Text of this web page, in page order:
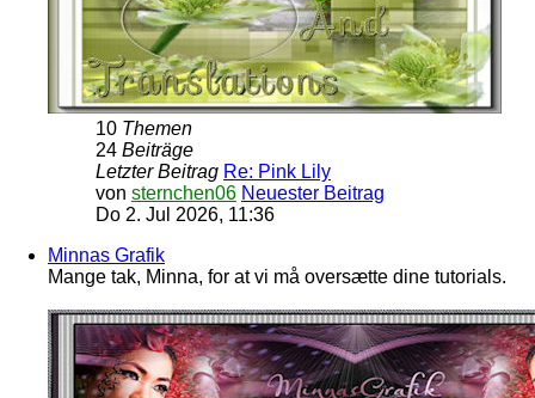
10 Themen
24 Beiträge
Letzter Beitrag Re: Pink Lily
von sternchen06 Neuester Beitrag
Do 2. Jul 2026, 11:36
Minnas Grafik
Mange tak, Minna, for at vi må oversætte dine tutorials.